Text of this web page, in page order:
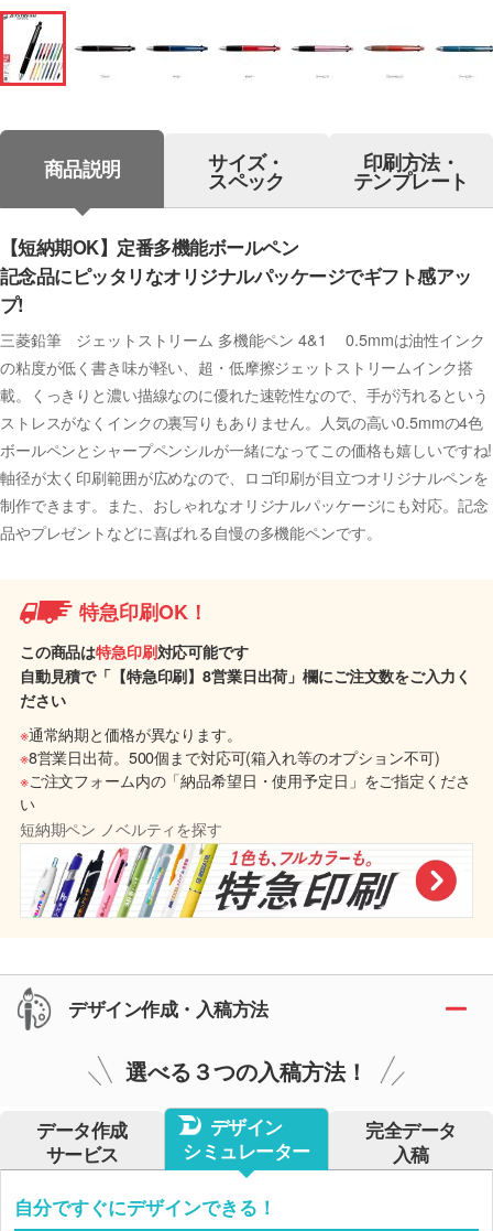
商品説明 サイズ・
スペック
印刷方法・
テンプレート
【短納期OK】定番多機能ボールペン
記念品にピッタリなオリジナルパッケージでギフト感アッ
プ!
三菱鉛筆 ジェットストリーム 多機能ペン 4&1 0.5mmは油性インク
の粘度が低く書き味が軽い、超・低摩擦ジェットストリームインク搭
載。くっきりと濃い描線なのに優れた速乾性なので、手が汚れるという
ストレスがなくインクの裏写りもありません。人気の高い0.5mmの4色
ボールペンとシャープペンシルが一緒になってこの価格も嬉しいですね!
軸径が太く印刷範囲が広めなので、ロゴ印刷が目立つオリジナルペンを
制作できます。また、おしゃれなオリジナルパッケージにも対応。記念
品やプレゼントなどに喜ばれる自慢の多機能ペンです。
特急印刷OK！
この商品は特急印刷対応可能です
自動見積で「【特急印刷】8営業日出荷」欄にご注文数をご入力く
ださい
※通常納期と価格が異なります。
※8営業日出荷。500個まで対応可(箱入れ等のオプション不可)
※ご注文フォーム内の「納品希望日・使用予定日」をご指定くださ
い
短納期ペン ノベルティを探す
デザイン作成・入稿方法
選べる３つの入稿方法！
データ作成
サービス
デザイン
シミュレーター
完全データ
入稿
自分ですぐにデザインできる！